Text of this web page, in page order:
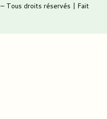
– Tous droits réservés | Fait